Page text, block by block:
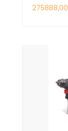
275888,00